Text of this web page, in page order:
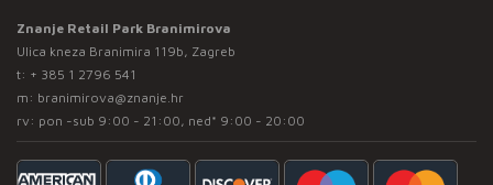
Znanje Retail Park Branimirova
Ulica kneza Branimira 119b, Zagreb
t: + 385 1 2796 541
m: branimirova@znanje.hr
rv: pon -sub 9:00 - 21:00, ned* 9:00 - 20:00